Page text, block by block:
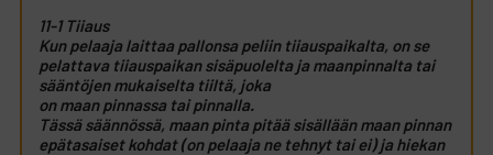
11-1 Tiiaus
Kun pelaaja laittaa pallonsa peliin tiiauspaikalta, on se
pelattava tiiauspaikan sisäpuolelta ja maanpinnalta tai
sääntöjen mukaiselta tiiltä, joka
on maan pinnassa tai pinnalla.
Tässä säännössä, maan pinta pitää sisällään maan pinnan
epätasaiset kohdat (on pelaaja ne tehnyt tai ei) ja hiekan